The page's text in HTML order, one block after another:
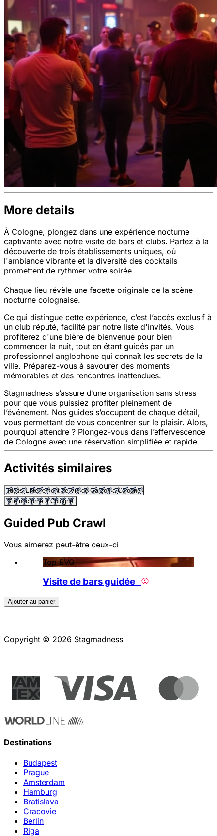
More details
À Cologne, plongez dans une expérience nocturne
captivante avec notre visite de bars et clubs. Partez à la
découverte de trois établissements uniques, où
l'ambiance vibrante et la diversité des cocktails
promettent de rythmer votre soirée.
Chaque lieu révèle une facette originale de la scène
nocturne colognaise.
Ce qui distingue cette expérience, c’est l’accès exclusif à
un club réputé, facilité par notre liste d'invités. Vous
profiterez d'une bière de bienvenue pour bien
commencer la nuit, tout en étant guidés par un
professionnel anglophone qui connaît les secrets de la
ville. Préparez-vous à savourer des moments
mémorables et des rencontres inattendues.
Stagmadness s’assure d’une organisation sans stress
pour que vous puissiez profiter pleinement de
l’événement. Nos guides s’occupent de chaque détail,
vous permettant de vous concentrer sur le plaisir. Alors,
pourquoi attendre ? Plongez-vous dans l’effervescence
de Cologne avec une réservation simplifiée et rapide.
Activités similaires
Idées Enterrement de Vie de Garçon à Cologne
Vie nocturne à Cologne
Guided Pub Crawl
Vous aimerez peut-être ceux-ci
Top EVG
Visite de bars guidée
Ajouter au panier
Copyright © 2026 Stagmadness
Destinations
Budapest
Prague
Amsterdam
Hamburg
Bratislava
Cracovie
Berlin
Riga